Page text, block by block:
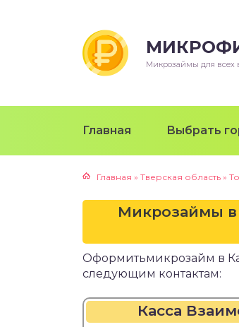
Микрозаймы для всех
Главная Выбрать
Главная » Тверская область »
Микрозаймы
Оформитьмикрозайм в
следующим контактам:
Касса